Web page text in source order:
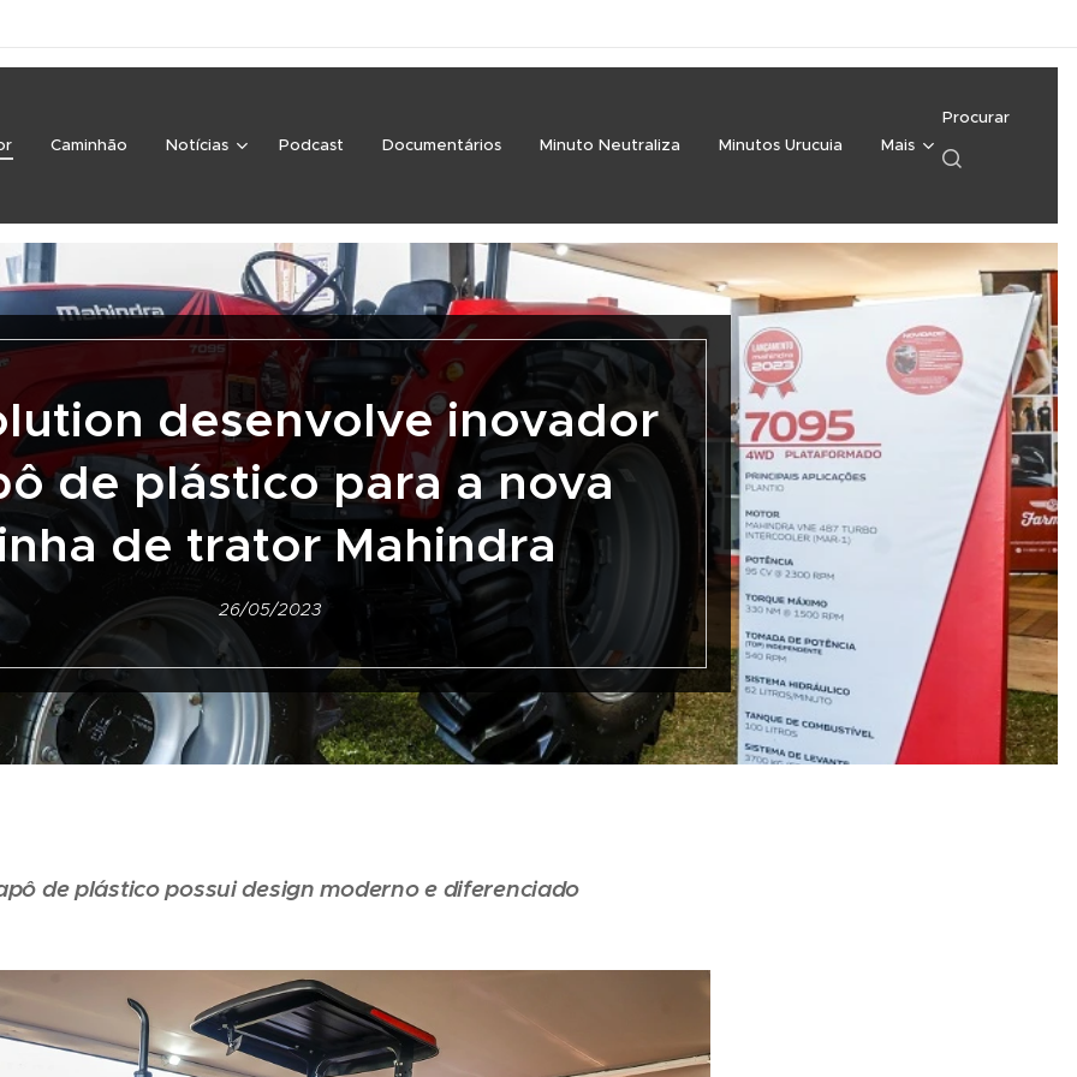
Caminhão Notícias Podcast Documentários Minuto Neutraliza Minutos Urucuia Mais
Procurar
desenvolve inovador
de plástico para a nova
de trator Mahindra
26/05/2023
de plástico possui design moderno e diferenciado